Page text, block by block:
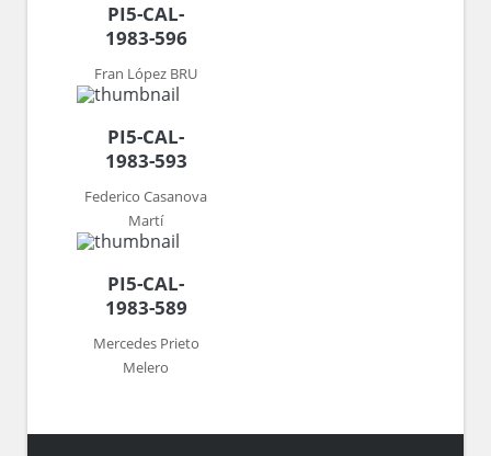
PI5-CAL-
1983-596
Fran López BRU
PI5-CAL-
1983-593
Federico Casanova
Martí
PI5-CAL-
1983-589
Mercedes Prieto
Melero